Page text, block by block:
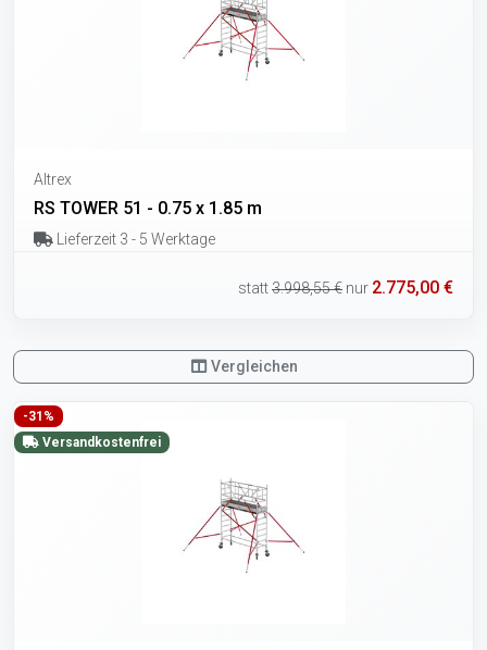
Altrex
RS TOWER 51 - 0.75 x 1.85 m
Lieferzeit 3 - 5 Werktage
statt3.998,55 € nur 2.775,00 €
Vergleichen
-31%
Versandkostenfrei